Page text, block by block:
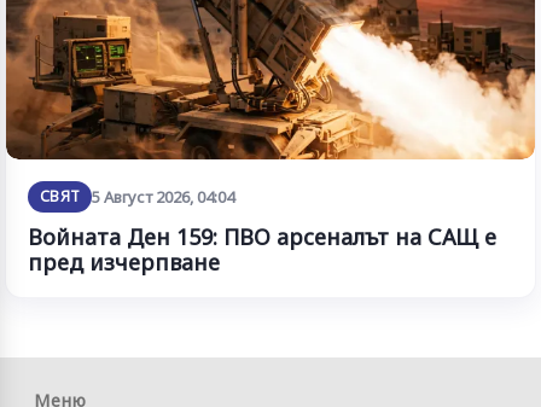
СВЯТ 5 Август 2026, 04:04
Войната Ден 159: ПВО арсеналът на САЩ е
пред изчерпване
Меню